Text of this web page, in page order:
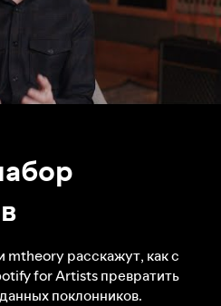
mtheory расскажут, как с
for Artists превратить
поклонников.